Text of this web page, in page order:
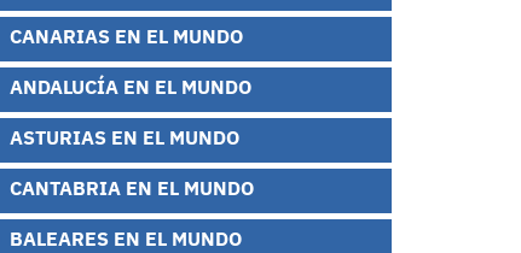
CANARIAS EN EL MUNDO
ANDALUCÍA EN EL MUNDO
ASTURIAS EN EL MUNDO
CANTABRIA EN EL MUNDO
BALEARES EN EL MUNDO